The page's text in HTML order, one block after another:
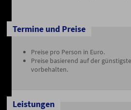
Termine und Preise
Preise pro Person in Euro.
Preise basierend auf der
vorbehalten.
Leistungen